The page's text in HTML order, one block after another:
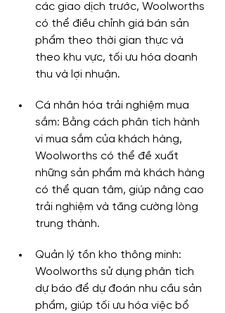
các giao dịch trước, Woolworths
có thể điều chỉnh giá bán sản
phẩm theo thời gian thực và
theo khu vực, tối ưu hóa doanh
thu và lợi nhuận.
Cá nhân hóa trải nghiệm mua
sắm: Bằng cách phân tích hành
vi mua sắm của khách hàng,
Woolworths có thể đề xuất
những sản phẩm mà khách hàng
có thể quan tâm, giúp nâng cao
trải nghiệm và tăng cường lòng
trung thành.
Quản lý tồn kho thông minh:
Woolworths sử dụng phân tích
dự báo để dự đoán nhu cầu sản
phẩm, giúp tối ưu hóa việc bổ